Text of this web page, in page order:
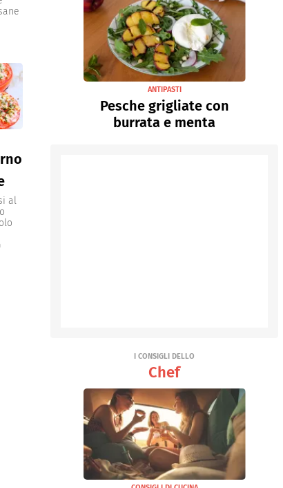
al
ANTIPASTI
Pesche grigliate con
burrata e menta
I CONSIGLI DELLO
Chef